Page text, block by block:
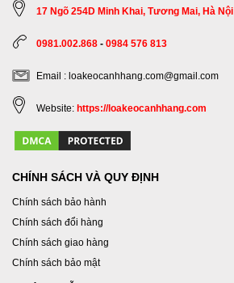
17 Ngõ 254D Minh Khai, Tương Mai, Hà Nội
0981.002.868 - 0984 576 813
Email : loakeocanhhang.com@gmail.com
Website: https://loakeocanhhang.com
CHÍNH SÁCH VÀ QUY ĐỊNH
Chính sách bảo hành
Chính sách đổi hàng
Chính sách giao hàng
Chính sách bảo mật